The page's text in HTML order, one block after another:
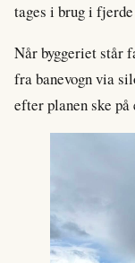
tages i brug i
Når byggeriet står
fra banevogn via
efter planen ske